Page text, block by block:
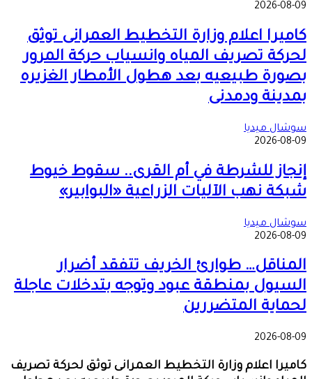
2026-08-09
كاميرا اعلام وزارة التخطيط العمرانى توثق
لحركة تصريف المياه وانسياب حركة المرور
بصورة طبيعيه بعد هطول الأمطار الغزيره
بمدينة ودمدنى
سوشال ميديا
2026-08-09
إنجاز للشرطة في أم القرى.. سقوط خيوط
شبكة نهب الآليات الزراعية «البوابير»
سوشال ميديا
2026-08-09
المناقل… طوارئ الخريف تتفقد أضرار
السيول بمنطقة عبود وتوجه بتدخلات عاجلة
لحماية المتضررين
2026-08-09
كاميرا اعلام وزارة التخطيط العمرانى توثق لحركة تصريف